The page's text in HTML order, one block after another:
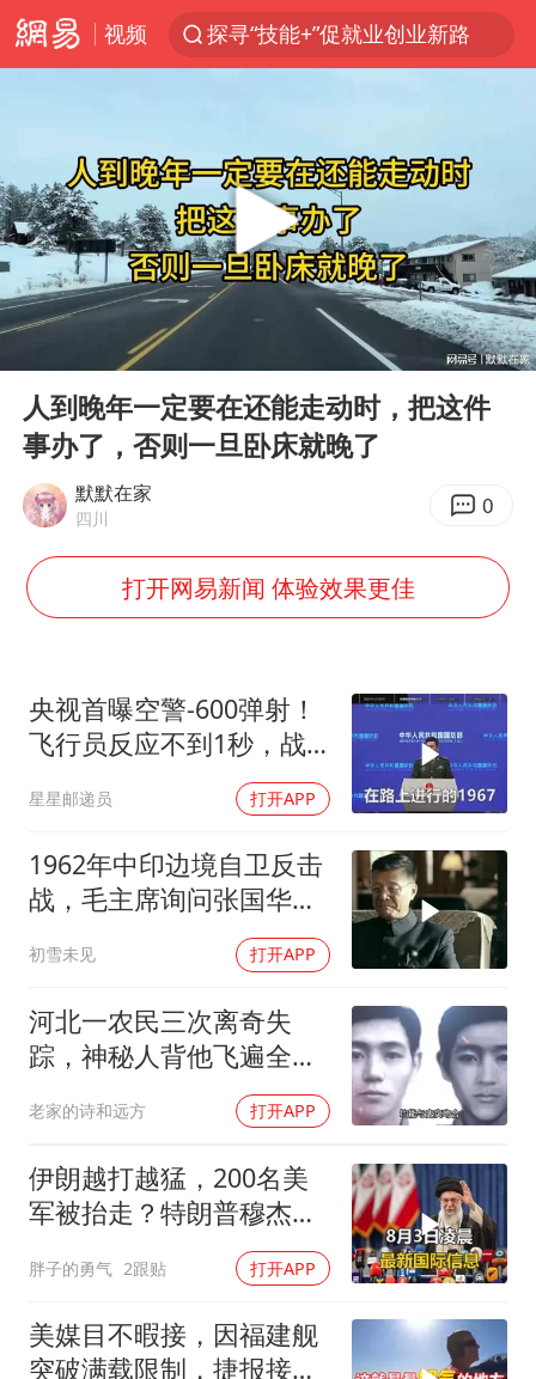
视频
探寻“技能+”促就业创业新路
山东日照市委副书记王峰被查
印度暴发金迪普拉病毒
41岁女子为鼓励女儿考上985研究生
美国退回1000亿美元关税
24小时不关空调 电费反而更低？
“事业单位招聘不是人情买卖”
小伙靠AI减肥 45天瘦40斤进了ICU
80后女柜员逆袭成4200亿银行副行长
银行午休1.5小时 留个窗口行不行
李嫣近照曝光
总书记关心百姓身边这些民生大事
Play
11:26
人到晚年一定要在还能走动时，把这件
事办了，否则一旦卧床就晚了
默默在家
四川 0
打开网易新闻 体验效果更佳
央视首曝空警-600弹射！
飞行员反应不到1秒，战
星星邮递员 打开APP
1962年中印边境自卫反击
战，毛主席询问张国华能
初雪未见 打开APP
河北一农民三次离奇失
踪，神秘人背他飞遍全中
国，幕后真相是什么
老家的诗和远方 打开APP
伊朗越打越猛，200名美
军被抬走？特朗普穆杰塔
胖子的勇气 2跟贴 打开APP
美媒目不暇接，因福建舰
突破满载限制，捷报接连